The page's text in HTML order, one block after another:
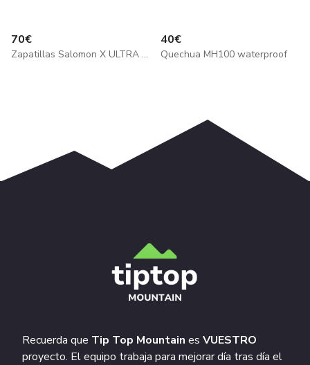
70€
Zapatillas Salomon X ULTRA 04 GORETEX
40€
Quechua MH100 waterproof
Recuerda que Tip Top Mountain es VUESTRO
proyecto. El equipo trabaja para mejorar día tras día el